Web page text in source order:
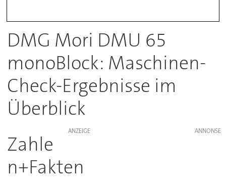
DMG Mori DMU 65
monoBlock: Maschinen-
Check-Ergebnisse im
Überblick
ANZEIGE
Zahle
n+Fakten